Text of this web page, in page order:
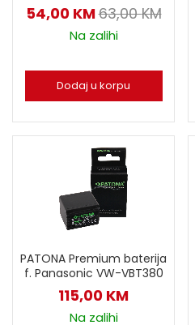
54,00 KM63,00KM
Na zalihi
Dodaj u korpu
PATONA Premium baterija
f. Panasonic VW-VBT380
115,00 KM
Na zalihi